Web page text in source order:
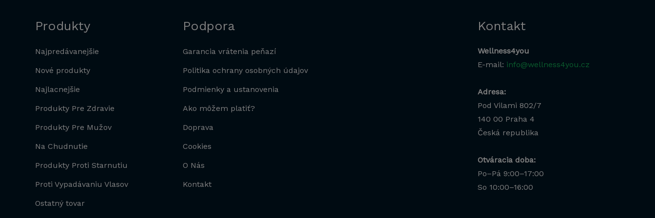
Produkty
Najpredávanejšie
Nové produkty
Najlacnejšie
Produkty Pre Zdravie
Produkty Pre Mužov
Na Chudnutie
Produkty Proti Starnutiu
Proti Vypadávaniu Vlasov
Ostatný tovar
Podpora
Garancia vrátenia peňazí
Politika ochrany osobných údajov
Podmienky a ustanovenia
Ako môžem platiť?
Doprava
Cookies
O Nás
Kontakt
Kontakt
Wellness4you
E-mail: info@wellness4you.cz
Adresa:
Pod Vilami 802/7
140 00 Praha 4
Česká republika
Otváracia doba:
Po–Pá 9:00–17:00
So 10:00–16:00
Lucia